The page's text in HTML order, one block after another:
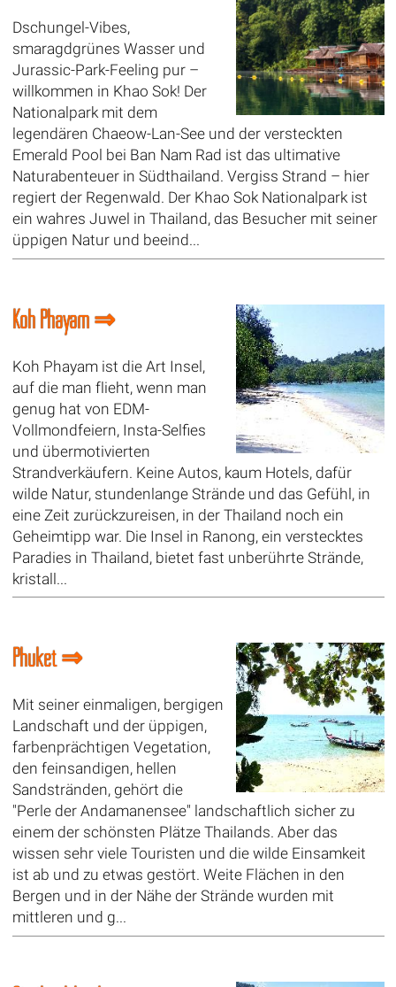
Dschungel-Vibes,
smaragdgrünes Wasser und
Jurassic-Park-Feeling pur –
willkommen in Khao Sok! Der
Nationalpark mit dem
legendären Chaeow-Lan-See und der versteckten
Emerald Pool bei Ban Nam Rad ist das ultimative
Naturabenteuer in Südthailand. Vergiss Strand – hier
regiert der Regenwald. Der Khao Sok Nationalpark ist
ein wahres Juwel in Thailand, das Besucher mit seiner
üppigen Natur und beeind...
Koh Phayam ⇒
Koh Phayam ist die Art Insel,
auf die man flieht, wenn man
genug hat von EDM-
Vollmondfeiern, Insta-Selfies
und übermotivierten
Strandverkäufern. Keine Autos, kaum Hotels, dafür
wilde Natur, stundenlange Strände und das Gefühl, in
eine Zeit zurückzureisen, in der Thailand noch ein
Geheimtipp war. Die Insel in Ranong, ein verstecktes
Paradies in Thailand, bietet fast unberührte Strände,
kristall...
Phuket ⇒
Mit seiner einmaligen, bergigen
Landschaft und der üppigen,
farbenprächtigen Vegetation,
den feinsandigen, hellen
Sandstränden, gehört die
"Perle der Andamanensee" landschaftlich sicher zu
einem der schönsten Plätze Thailands. Aber das
wissen sehr viele Touristen und die wilde Einsamkeit
ist ab und zu etwas gestört. Weite Flächen in den
Bergen und in der Nähe der Strände wurden mit
mittleren und g...